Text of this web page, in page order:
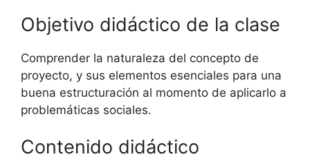
Objetivo didáctico de la clase
Comprender la naturaleza del concepto de
proyecto, y sus elementos esenciales para una
buena estructuración al momento de aplicarlo a
problemáticas sociales.
Contenido didáctico